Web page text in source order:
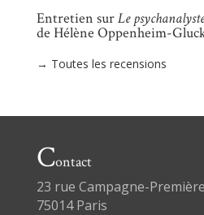
Entretien surLe
de Hélène Oppenheim-
→ Toutes les recensions
Contact
23 rue Campagne-Première
75014 Paris